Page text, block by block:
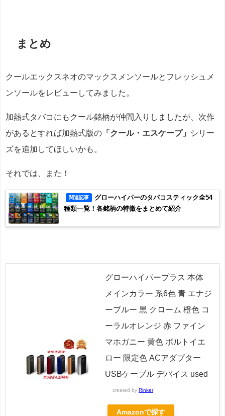
まとめ
クールエックスネオのマックスメンソールとフレッシュメ
ンソールをレビューしてみました。
加熱式タバコにもクール銘柄が仲間入りしましたが、次作
があるとすれば加熱式版の 「クール・エスケープ」
シリー
ズを追加してほしいかも。
それでは、また！
関連記事
グローハイパーのタバコスティック全54
種類一覧！各銘柄の特徴をまとめて紹介
グローハイパープラス 本体
メインカラー 系6色 青 エナジ
ーブルー 黒 クローム 橙色 コ
ーラルオレンジ 赤 ファイン
マホガニー 黄色 ボルトイエ
ロー 限定色 ACアダブター
USBケーブル デバイス used
created by Rinker
Amazonで探す